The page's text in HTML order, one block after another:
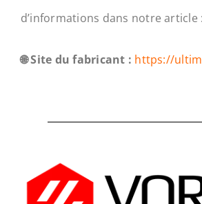
d’informations dans notre article :
🌐 Site du fabricant : https://